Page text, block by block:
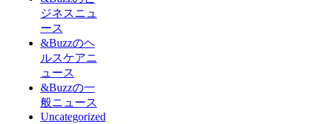
ジネスニュ
ース
&Buzzのヘ
ルスケアニ
ュース
&Buzzの一
般ニュース
Uncategorized